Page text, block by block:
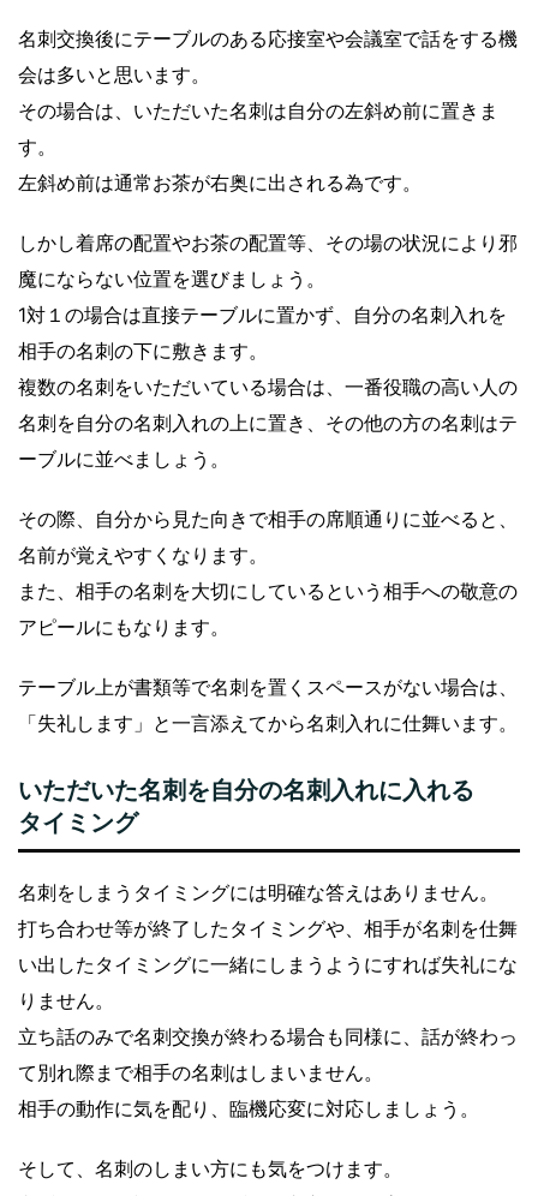
名刺交換後にテーブルのある応接室や会議室で話をする機
会は多いと思います。
その場合は、いただいた名刺は自分の左斜め前に置きま
す。
左斜め前は通常お茶が右奥に出される為です。
しかし着席の配置やお茶の配置等、その場の状況により邪
魔にならない位置を選びましょう。
1対１の場合は直接テーブルに置かず、自分の名刺入れを
相手の名刺の下に敷きます。
複数の名刺をいただいている場合は、一番役職の高い人の
名刺を自分の名刺入れの上に置き、その他の方の名刺はテ
ーブルに並べましょう。
その際、自分から見た向きで相手の席順通りに並べると、
名前が覚えやすくなります。
また、相手の名刺を大切にしているという相手への敬意の
アピールにもなります。
テーブル上が書類等で名刺を置くスペースがない場合は、
「失礼します」と一言添えてから名刺入れに仕舞います。
いただいた名刺を自分の名刺入れに入れる
タイミング
名刺をしまうタイミングには明確な答えはありません。
打ち合わせ等が終了したタイミングや、相手が名刺を仕舞
い出したタイミングに一緒にしまうようにすれば失礼にな
りません。
立ち話のみで名刺交換が終わる場合も同様に、話が終わっ
て別れ際まで相手の名刺はしまいません。
相手の動作に気を配り、臨機応変に対応しましょう。
そして、名刺のしまい方にも気をつけます。